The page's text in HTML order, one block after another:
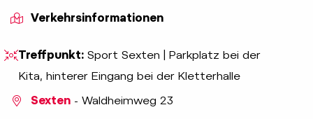
Verkehrsinformationen
Treffpunkt: Sport Sexten | Parkplatz bei der
Kita, hinterer Eingang bei der Kletterhalle
Sexten - Waldheimweg 23